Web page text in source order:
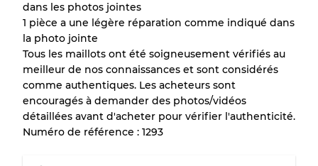
Répartition pour ratios mixtes
Qualité AB
70% A, 30% B
Qualité BC
60% B, 40% C
Qualité ABC
30% A, 40% B, 30% C
dans les photos jointes
1 pièce a une légère réparation comme indiqué dans
la photo jointe
Tous les maillots ont été soigneusement vérifiés au
meilleur de nos connaissances et sont considérés
comme authentiques. Les acheteurs sont
encouragés à demander des photos/vidéos
détaillées avant d'acheter pour vérifier l'authenticité.
Numéro de référence : 1293